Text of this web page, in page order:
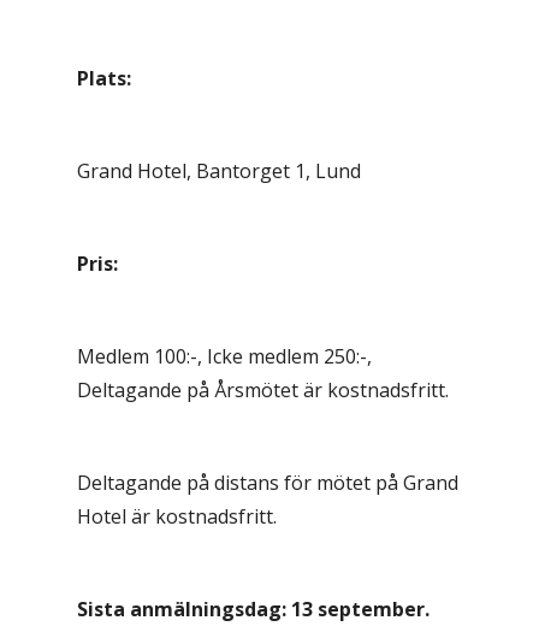
Plats:
Grand Hotel, Bantorget 1, Lund
Pris:
Medlem 100:-, Icke medlem 250:-,
Deltagande på Årsmötet är kostnadsfritt.
Deltagande på distans för mötet på Grand
Hotel är kostnadsfritt.
Sista anmälningsdag: 13 september.